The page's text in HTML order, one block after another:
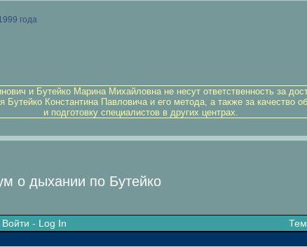
года
и Бутейко Марина Михайловна не несут ответственность за
Бутейко Константина Павловича и его метода, а также за качество
и подготовку специалистов в других центрах.
о дыхании по Бутейко
Войти - Log In